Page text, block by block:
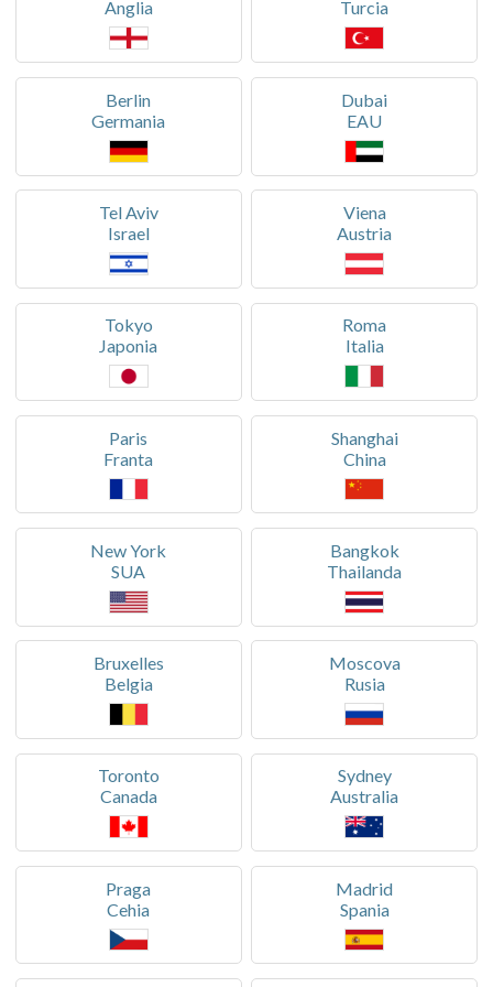
Anglia Turcia
Berlin
Germania
Dubai
EAU
Tel Aviv
Israel
Viena
Austria
Tokyo
Japonia
Roma
Italia
Paris
Franta
Shanghai
China
New York
SUA
Bangkok
Thailanda
Bruxelles
Belgia
Moscova
Rusia
Toronto
Canada
Sydney
Australia
Praga
Cehia
Madrid
Spania